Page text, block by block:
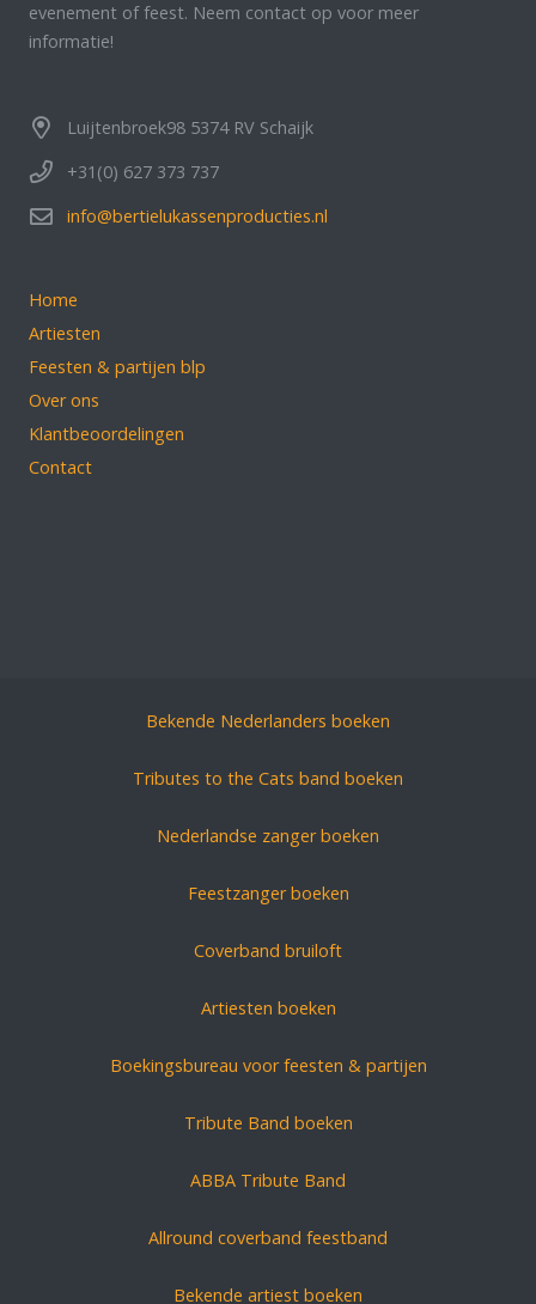
evenement of feest. Neem contact op voor meer
informatie!
Luijtenbroek98 5374 RV Schaijk
+31(0) 627 373 737
info@bertielukassenproducties.nl
Home
Artiesten
Feesten & partijen blp
Over ons
Klantbeoordelingen
Contact
Bekende Nederlanders boeken
Tributes to the Cats band boeken
Nederlandse zanger boeken
Feestzanger boeken
Coverband bruiloft
Artiesten boeken
Boekingsbureau voor feesten & partijen
Tribute Band boeken
ABBA Tribute Band
Allround coverband feestband
Bekende artiest boeken